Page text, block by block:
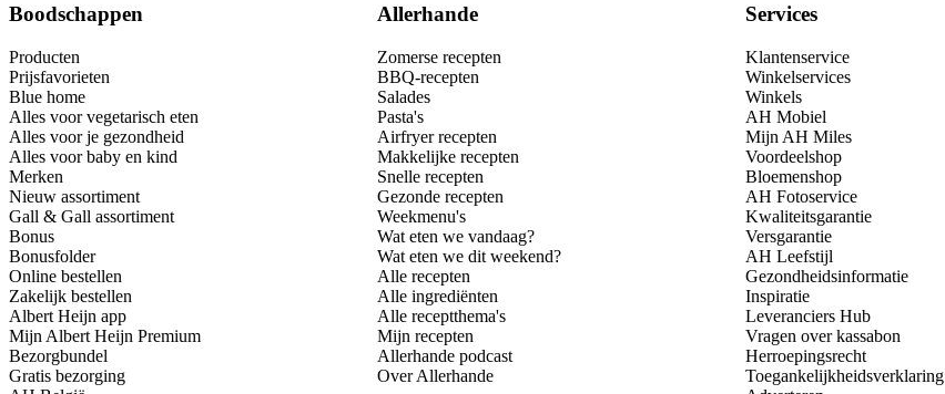
Boodschappen
Producten
Prijsfavorieten
Blue home
Alles voor vegetarisch eten
Alles voor je gezondheid
Alles voor baby en kind
Merken
Nieuw assortiment
Gall & Gall assortiment
Bonus
Bonusfolder
Online bestellen
Zakelijk bestellen
Albert Heijn app
Mijn Albert Heijn Premium
Bezorgbundel
Gratis bezorging
Allerhande
Zomerse recepten
BBQ-recepten
Salades
Pasta's
Airfryer recepten
Makkelijke recepten
Snelle recepten
Gezonde recepten
Weekmenu's
Wat eten we vandaag?
Wat eten we dit weekend?
Alle recepten
Alle ingrediënten
Alle receptthema's
Mijn recepten
Allerhande podcast
Over Allerhande
Services
Klantenservice
Winkelservices
Winkels
AH Mobiel
Mijn AH Miles
Voordeelshop
Bloemenshop
AH Fotoservice
Kwaliteitsgarantie
Versgarantie
AH Leefstijl
Gezondheidsinformatie
Inspiratie
Leveranciers Hub
Vragen over kassabon
Herroepingsrecht
Toegankelijkheidsverklaring